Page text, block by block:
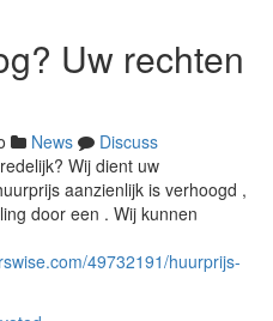
Uw rechten
News
Discuss
Wij dient uw
aanzienlijk is verhoogd ,
door een . Wij kunnen
49732191/huurprijs-